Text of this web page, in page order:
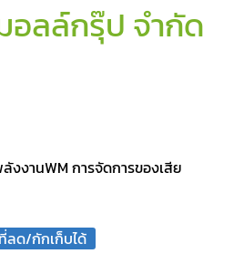
อลล์กรุ๊ป จำกัด
งงานWM การจัดการของเสีย
ลด/กักเก็บได้